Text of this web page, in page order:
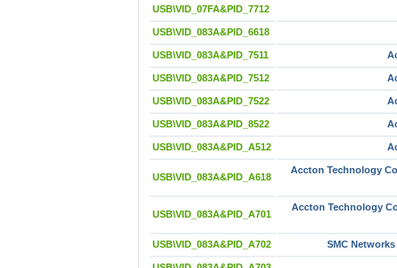
USB\VID_07FA&PID_7712
USB\VID_083A&PID_6618
USB\VID_083A&PID_7511
USB\VID_083A&PID_7512
USB\VID_083A&PID_7522
USB\VID_083A&PID_8522
USB\VID_083A&PID_A512
USB\VID_083A&PID_A618
Accton Technology
USB\VID_083A&PID_A701
Accton Technology
USB\VID_083A&PID_A702 SMC Networks